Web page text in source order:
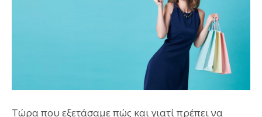
Τώρα που εξετάσαμε πώς και γιατί πρέπει να